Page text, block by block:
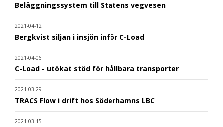
Beläggningssystem till Statens vegvesen
2021-04-12
Bergkvist siljan i insjön inför C-Load
2021-04-06
C-Load - utökat stöd för hållbara transporter
2021-03-29
TRACS Flow i drift hos Söderhamns LBC
2021-03-15